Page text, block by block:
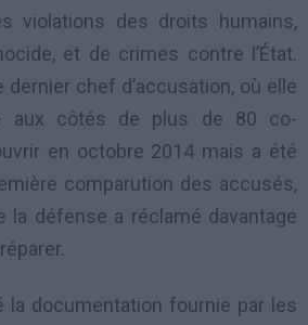
violations des droits humains,
et de crimes contre l’État.
chef d’accusation, où elle
aux côtés de plus de 80 co-
en octobre 2014 mais a été
comparution des accusés,
la défense a réclamé davantage
la documentation fournie par les